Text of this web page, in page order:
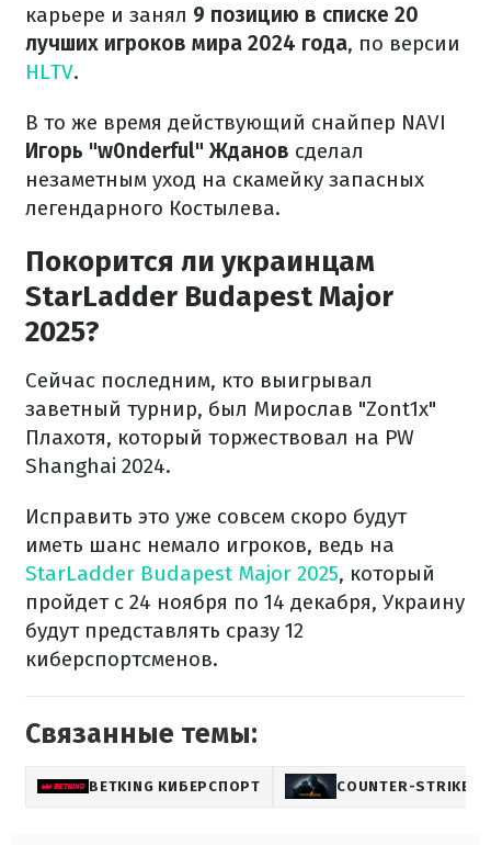
карьере и занял 9 позицию в списке 20
лучших игроков мира 2024 года, по версии
HLTV.
В то же время действующий снайпер NAVI
Игорь "w0nderful" Жданов сделал
незаметным уход на скамейку запасных
легендарного Костылева.
Покорится ли украинцам
StarLadder Budapest Major
2025?
Сейчас последним, кто выигрывал
заветный турнир, был Мирослав "Zont1x"
Плахотя, который торжествовал на PW
Shanghai 2024.
Исправить это уже совсем скоро будут
иметь шанс немало игроков, ведь на
StarLadder Budapest Major 2025, который
пройдет с 24 ноября по 14 декабря, Украину
будут представлять сразу 12
киберспортсменов.
Связанные темы:
BETKING КИБЕРСПОРТ COUNTER-STRIKE